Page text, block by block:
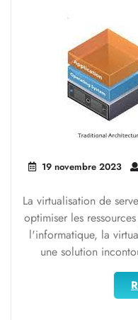
19 novembre 2023
La virtualisation de
optimiser les
l'informatique, la
une solution